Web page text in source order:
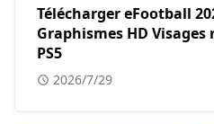
Télécharger eFootball
Graphismes HD
PS5
2026/7/29